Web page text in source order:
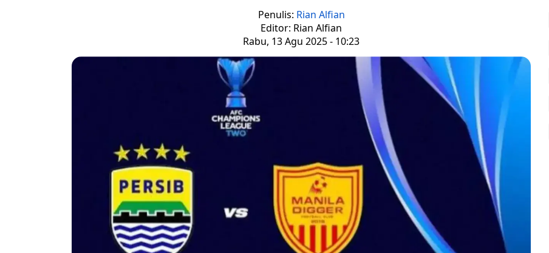
Penulis: Rian Alfian
Editor: Rian Alfian
Rabu, 13 Agu 2025 - 10:23